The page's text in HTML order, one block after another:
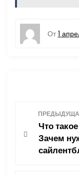
От 1
Что
Зачем